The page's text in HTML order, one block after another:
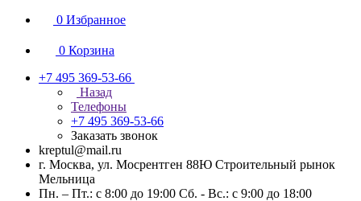
0 Избранное
0 Корзина
+7 495 369-53-66
Назад
Телефоны
+7 495 369-53-66
Заказать звонок
kreptul@mail.ru
г. Москва, ул. Мосрентген 88Ю Строительный рынок
Мельница
Пн. – Пт.: с 8:00 до 19:00 Сб. - Вс.: с 9:00 до 18:00